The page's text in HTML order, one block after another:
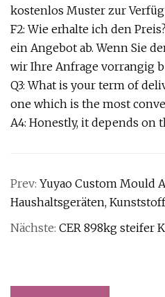
kostenlos Muster zur
F2: Wie erhalte ich den
ein Angebot ab. Wenn Sie
wir Ihre Anfrage vorrangig
Q3: What is your term of
one which is the most
A4: Honestly, it depends on
Prev: Yuyao Custom Mould
Haushaltsgeräten,
Nächste: CER 898kg steifer